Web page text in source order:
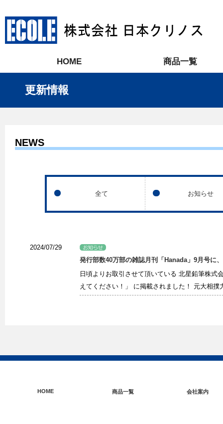
HOME 商品一覧
更新情報
NEWS
全て お知らせ
2024/07/29
発行部数40万部の雑誌月刊「Hanada」9月号に
日頃よりお取引させて頂いている 北星鉛筆株式
えてください！」 に掲載されました！ 元大相
HOME 商品一覧 会社案内